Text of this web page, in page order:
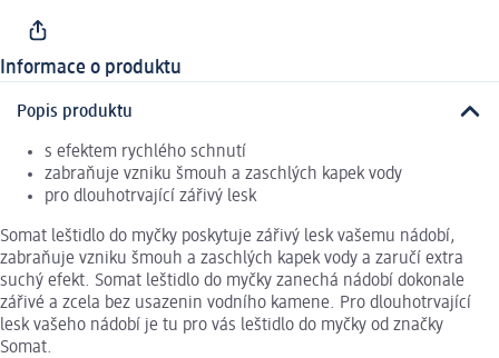
Informace o produktu
Popis produktu
s efektem rychlého schnutí
zabraňuje vzniku šmouh a zaschlých kapek vody
pro dlouhotrvající zářivý lesk
Somat leštidlo do myčky poskytuje zářivý lesk vašemu nádobí,
zabraňuje vzniku šmouh a zaschlých kapek vody a zaručí extra
suchý efekt. Somat leštidlo do myčky zanechá nádobí dokonale
zářivé a zcela bez usazenin vodního kamene. Pro dlouhotrvající
lesk vašeho nádobí je tu pro vás leštidlo do myčky od značky
Somat.